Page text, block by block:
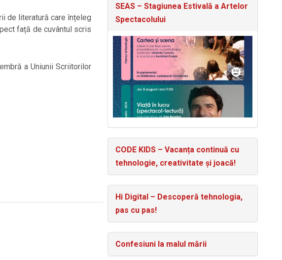
de literatură care înțeleg
față de cuvântul scris
a Uniunii Scriitorilor
SEAS – Stagiunea Estivală a Artelor
Spectacolului
CODE KIDS – Vacanța continuă cu
tehnologie, creativitate și joacă!
Hi Digital – Descoperă tehnologia,
pas cu pas!
Confesiuni la malul mării